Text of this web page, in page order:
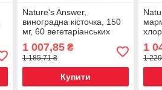
Nature's Answer,
виноградна кісточка, 150
мг, 60 вегетаріанських
капсул Київ, Київ
1 007,85₴
1 185,71 ₴
Купити
1
1